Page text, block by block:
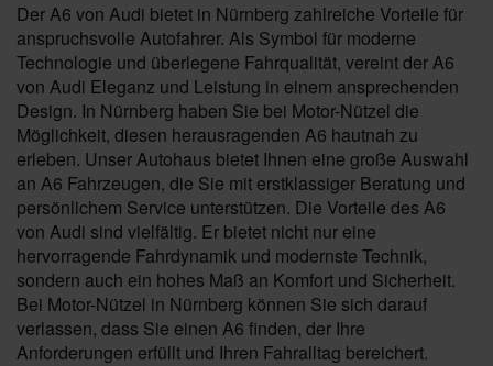
Der A6 von Audi bietet in Nürnberg zahlreiche Vorteile für
anspruchsvolle Autofahrer. Als Symbol für moderne
Technologie und überlegene Fahrqualität, vereint der A6
von Audi Eleganz und Leistung in einem ansprechenden
Design. In Nürnberg haben Sie bei Motor-Nützel die
Möglichkeit, diesen herausragenden A6 hautnah zu
erleben. Unser Autohaus bietet Ihnen eine große Auswahl
an A6 Fahrzeugen, die Sie mit erstklassiger Beratung und
persönlichem Service unterstützen. Die Vorteile des A6
von Audi sind vielfältig. Er bietet nicht nur eine
hervorragende Fahrdynamik und modernste Technik,
sondern auch ein hohes Maß an Komfort und Sicherheit.
Bei Motor-Nützel in Nürnberg können Sie sich darauf
verlassen, dass Sie einen A6 finden, der Ihre
Anforderungen erfüllt und Ihren Fahralltag bereichert.